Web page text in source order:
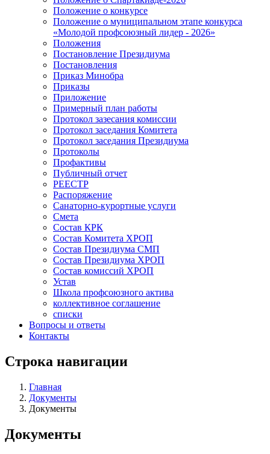
Положение о конкурсе
Положение о муниципальном этапе конкурса
«Молодой профсоюзный лидер - 2026»
Положения
Постановление Президиума
Постановления
Приказ Минобра
Приказы
Приложение
Примерный план работы
Протокол зазесания комиссии
Протокол заседания Комитета
Протокол заседания Президиума
Протоколы
Профактивы
Публичный отчет
РЕЕСТР
Распоряжение
Санаторно-курортные услуги
Смета
Состав КРК
Состав Комитета ХРОП
Состав Президиума СМП
Состав Президиума ХРОП
Состав комиссий ХРОП
Устав
Школа профсоюзного актива
коллективное соглашение
списки
Вопросы и ответы
Контакты
Строка навигации
Главная
Документы
Документы
Документы